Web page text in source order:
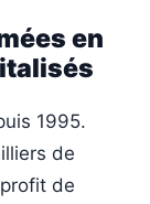
en
1995.
de
de